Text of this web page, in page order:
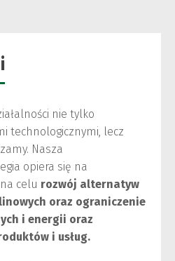
nie tylko
technologicznymi, lecz
Nasza
opiera się na
celu rozwój alternatyw
oraz ograniczenie
i energii oraz
i usług.